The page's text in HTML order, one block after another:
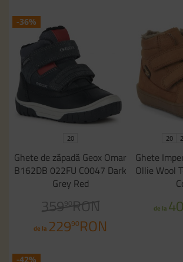
-36%
20
Ghete de zăpadă Geox Omar
B162DB 022FU C0047 Dark
Grey Red
359 90RON
de la 22990RON
20
Ghete
Ollie Wool
de la
-42%